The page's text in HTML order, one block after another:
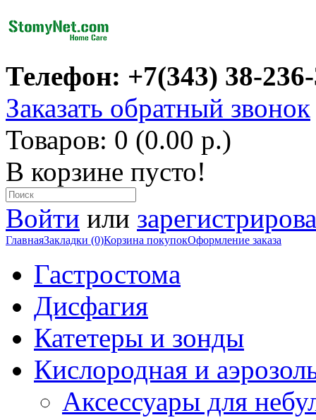
Телефон: +7(343) 38-
Заказать обратный звонок
Товаров: 0 (0.00 р.)
В корзине пусто!
Войти или
ГлавнаяЗакладки (0)Корзина покупокОформление заказа
Гастростома
Дисфагия
Катетеры и зонды
Кислородная и
Аксессуары для